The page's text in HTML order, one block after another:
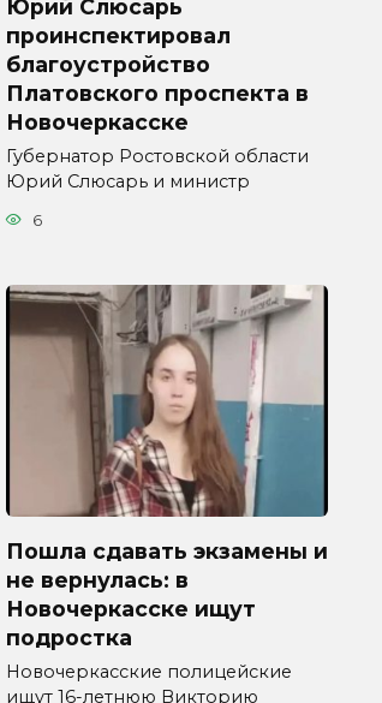
Юрий Слюсарь
проинспектировал
благоустройство
Платовского проспекта в
Новочеркасске
Губернатор Ростовской области
Юрий Слюсарь и министр
6
Пошла сдавать экзамены и
не вернулась: в
Новочеркасске ищут
подростка
Новочеркасские полицейские
ищут 16-летнюю Викторию